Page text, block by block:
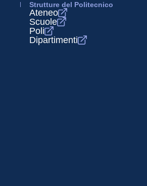
Strutture del Politecnico
Ateneo
Scuole
Poli
Dipartimenti